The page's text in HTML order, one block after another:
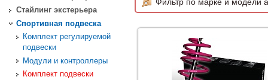
Стайлинг экстерьера
Спортивная подвеска
Комплект регулируемой
подвески
Модули и контроллеры
Комплект подвески